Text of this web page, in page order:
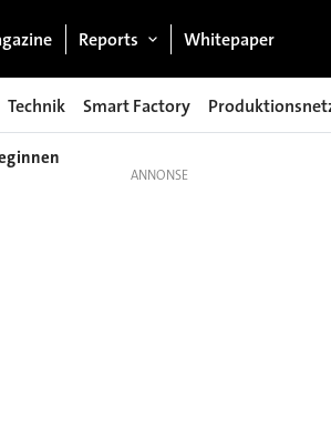
Reports Whitepaper
Technik Smart Factory